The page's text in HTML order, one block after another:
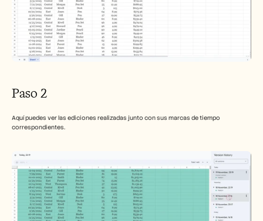
Paso 2
Aquí puedes ver las ediciones realizadas junto con sus marcas de tiempo
correspondientes.